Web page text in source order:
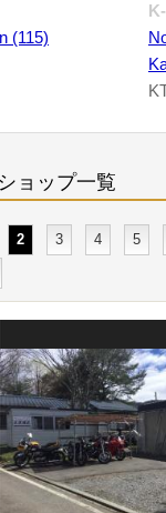
(115)
ショップ一覧
2 3 4 5